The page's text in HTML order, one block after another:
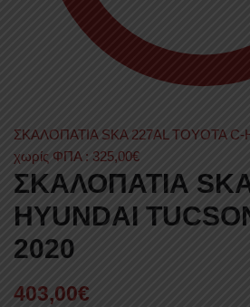
ΣΚΑΛΟΠΑΤΙΑ SKA 227AL TOYOTA C-
χωρίς ΦΠΑ : 325,00€
ΣΚΑΛΟΠΑΤΙΑ
HYUNDAI
2020
403,00€